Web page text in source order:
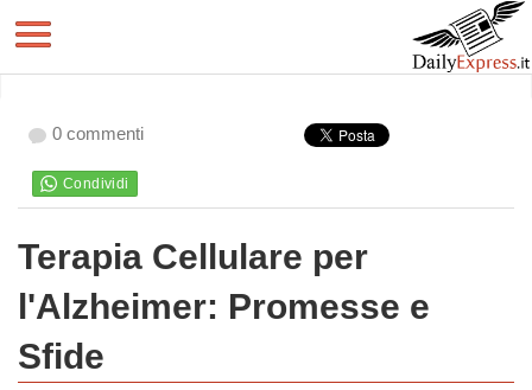
0 commenti
Terapia Cellulare per
l'Alzheimer: Promesse e
Sfide